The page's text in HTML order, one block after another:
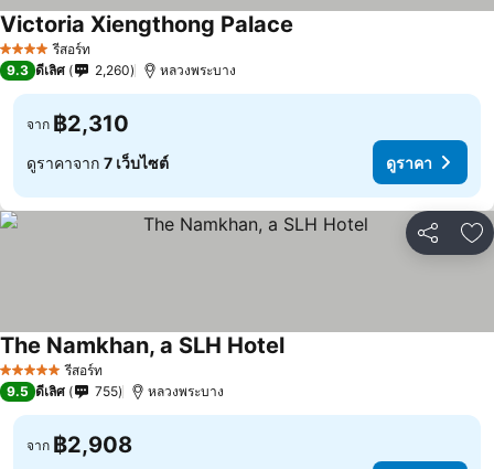
4 ดาว รีสอร์ท
Victoria Xiengthong Palace
9.3 ดีเลิศ 2,260 หลวงพระบาง
จาก ฿2,310
ดูราคาจาก 7 เว็บไซต์ ดูราคา
แชร์ เ
5 ดาว รีสอร์ท
The Namkhan, a SLH Hotel
9.5 ดีเลิศ 755 หลวงพระบาง
จาก ฿2,908